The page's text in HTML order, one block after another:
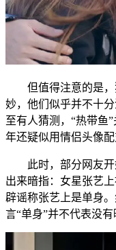
但值得注意的是，
妙，他们似乎并不十
至有人猜测，“热带
年还疑似用情侣头像
此时，部分网友开
出来暗指：女星张艺
辟谣称张艺上是单身
言“单身”并不代表没